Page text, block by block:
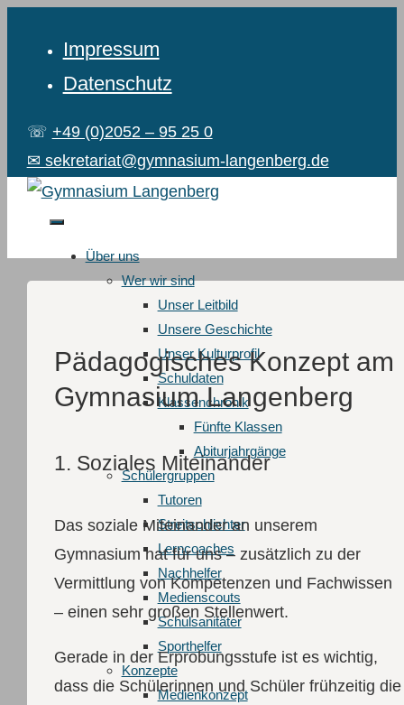
Impressum
Datenschutz
☏ +49 (0)2052 – 95 25 0
✉ sekretariat@gymnasium-langenberg.de
Über uns
Wer wir sind
Unser Leitbild
Unsere Geschichte
Unser Kulturprofil
Schuldaten
Klassenchronik
Fünfte Klassen
Abiturjahrgänge
Schüler­gruppen
Tutoren
Streitschlichter
Lerncoaches
Nachhelfer
Medienscouts
Schulsanitäter
Sporthelfer
Konzepte
Medienkonzept
Pädagogisches Konzept am
Gymnasium Langenberg
1. Soziales Miteinander
Das soziale Miteinander an unserem
Gymnasium hat für uns – zusätzlich zu der
Vermittlung von Kompetenzen und Fachwissen
– einen sehr großen Stellenwert.
Gerade in der Erprobungsstufe ist es wichtig,
dass die Schülerinnen und Schüler frühzeitig die